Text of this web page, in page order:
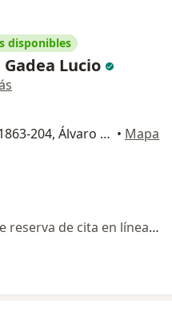
disponibles
Lucio
Avenida Insurgentes Sur 1863-204, Álvaro Obregón • Mapa
Este especialista no ofrece reserva de cita en línea en esta dirección.